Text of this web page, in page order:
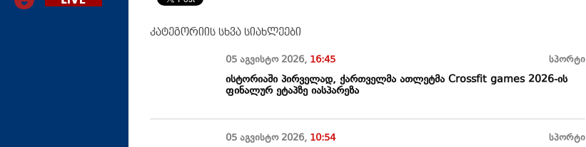
კატეგორიის სხვა სიახლეები
05 აგვისტო 2026, 16:45 სპორტი
ისტორიაში პირველად, ქართველმა ათლეტმა Crossfit games 2026-ის
ფინალურ ეტაპზე იასპარეზა
05 აგვისტო 2026, 10:54 სპორტი